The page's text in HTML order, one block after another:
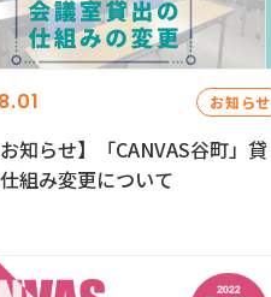
お知らせ
お知らせ】「CANVAS谷町」貸
組み変更について